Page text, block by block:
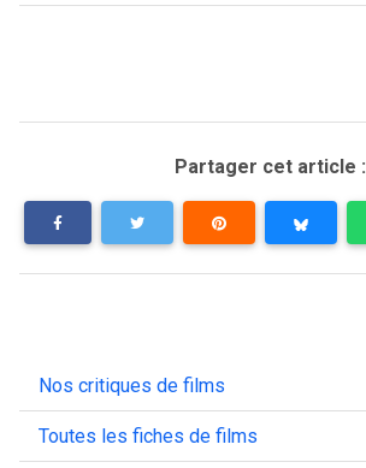
Partager cet article :
Nos critiques de films
Toutes les fiches de films